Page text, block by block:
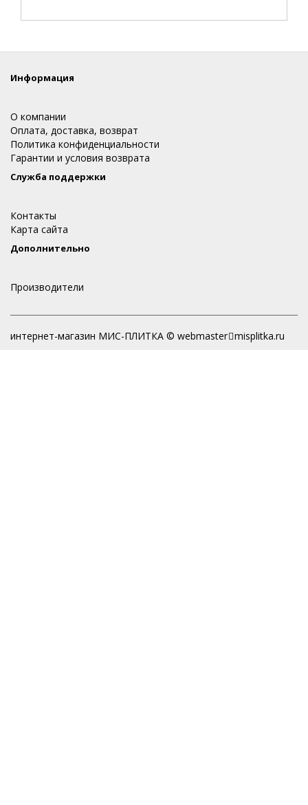
Информация
О компании
Оплата, доставка, возврат
Политика конфиденциальности
Гарантии и условия возврата
Служба поддержки
Контакты
Карта сайта
Дополнительно
Производители
интернет-магазин МИС-ПЛИТКА © webmaster misplitka.ru